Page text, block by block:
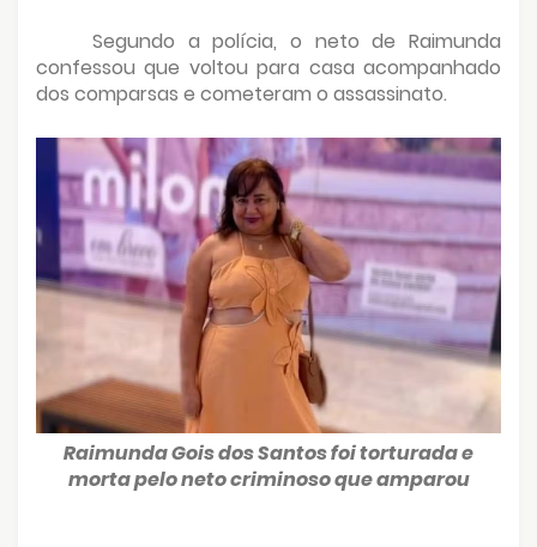
Segundo a polícia, o neto de Raimunda
confessou que voltou para casa acompanhado
dos comparsas e cometeram o assassinato.
Raimunda Gois dos Santos foi torturada e
morta pelo neto criminoso que amparou